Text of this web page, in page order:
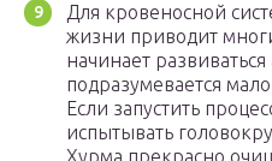
Для кровеносной
жизни приводит
начинает
подразумевается
Если запустить
испытывать
Хурма прекрасно